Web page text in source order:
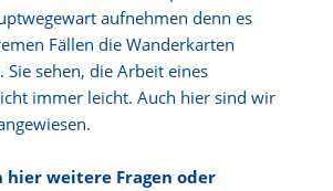
aufnehmen denn es
Fällen die Wanderkarten
Sie sehen, die Arbeit eines
immer leicht. Auch hier sind wir
hier weitere Fragen oder